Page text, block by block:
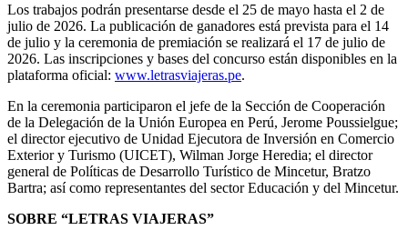
Los trabajos podrán presentarse desde el 25 de mayo hasta el 2 de
julio de 2026. La publicación de ganadores está prevista para el 14
de julio y la ceremonia de premiación se realizará el 17 de julio de
2026. Las inscripciones y bases del concurso están disponibles en la
plataforma oficial: www.letrasviajeras.pe.
En la ceremonia participaron el jefe de la Sección de Cooperación
de la Delegación de la Unión Europea en Perú, Jerome Poussielgue;
el director ejecutivo de Unidad Ejecutora de Inversión en Comercio
Exterior y Turismo (UICET), Wilman Jorge Heredia; el director
general de Políticas de Desarrollo Turístico de Mincetur, Bratzo
Bartra; así como representantes del sector Educación y del Mincetur.
SOBRE “LETRAS VIAJERAS”